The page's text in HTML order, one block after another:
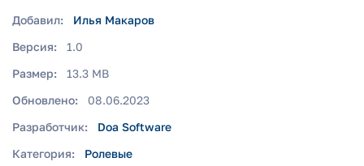
Добавил:
Илья Макаров
Версия:
1.0
Размер:
13.3 MB
Обновлено:
08.06.2023
Разработчик:
Doa Software
Категория:
Ролевые